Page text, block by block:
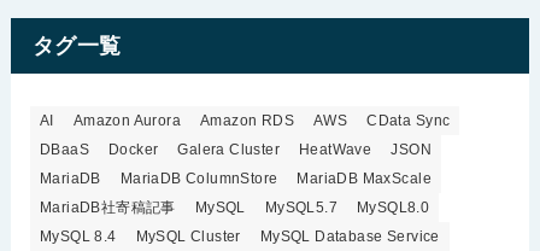
タグ一覧
AI Amazon Aurora Amazon RDS AWS
CData Sync
DBaaS
Docker Galera Cluster HeatWave
JSON
MariaDB
MariaDB ColumnStore
MariaDB MaxScale
MariaDB社寄稿記事
MySQL MySQL5.7
MySQL8.0
MySQL 8.4
MySQL Cluster
MySQL Database Service